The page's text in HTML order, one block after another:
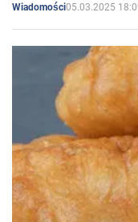
Wiadomości05.03.2025